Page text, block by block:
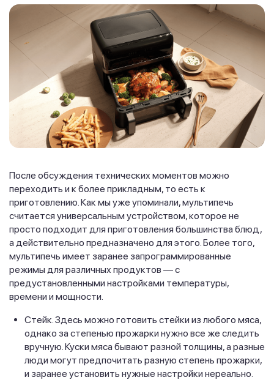
После обсуждения технических моментов можно
переходить и к более прикладным, то есть к
приготовлению. Как мы уже упоминали, мультипечь
считается универсальным устройством, которое не
просто подходит для приготовления большинства блюд,
а действительно предназначено для этого. Более того,
мультипечь имеет заранее запрограммированные
режимы для различных продуктов — с
предустановленными настройками температуры,
времени и мощности.
Стейк. Здесь можно готовить стейки из любого мяса,
однако за степенью прожарки нужно все же следить
вручную. Куски мяса бывают разной толщины, а разные
люди могут предпочитать разную степень прожарки,
и заранее установить нужные настройки нереально.